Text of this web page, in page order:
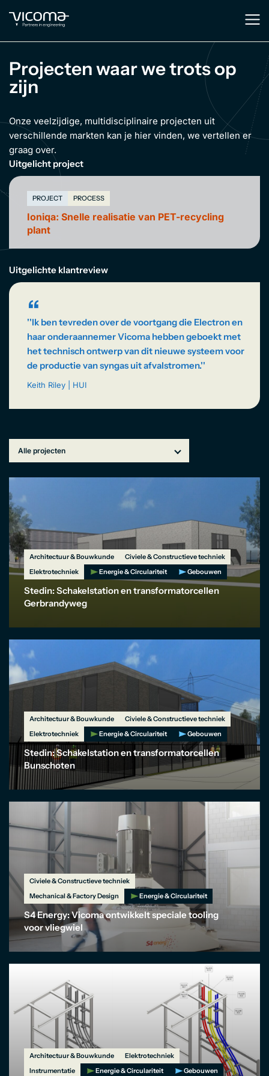
EN
Projecten waar we trots op
zijn
Onze veelzijdige, multidisciplinaire projecten uit
verschillende markten kan je hier vinden, we vertellen er
graag over.
Uitgelicht project
PROJECT PROCESS
Ioniqa: Snelle realisatie van PET-recycling
plant
Uitgelichte klantreview
“
''Ik ben tevreden over de voortgang die Electron en
haar onderaannemer Vicoma hebben geboekt met
het technisch ontwerp van dit nieuwe systeem voor
de productie van syngas uit afvalstromen.''
Keith Riley | HUI
Architectuur & Bouwkunde
Civiele & Constructieve techniek
Elektrotechniek
Energie & Circulariteit Gebouwen
Stedin: Schakelstation en transformatorcellen
Gerbrandyweg
Architectuur & Bouwkunde
Civiele & Constructieve techniek
Elektrotechniek
Energie & Circulariteit Gebouwen
Stedin: Schakelstation en transformatorcellen
Bunschoten
Civiele & Constructieve techniek
Mechanical & Factory Design
Energie & Circulariteit
S4 Energy: Vicoma ontwikkelt speciale tooling
voor vliegwiel
Architectuur & Bouwkunde
Elektrotechniek
Instrumentatie
Energie & Circulariteit Gebouwen